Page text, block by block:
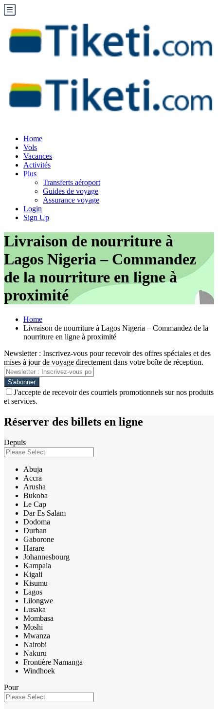
Home
Vols
Vacances
Activités
Plus
Transferts aéroport
Guides de voyage
Assurance voyage
Login
Sign Up
Livraison de nourriture à
Lagos Nigeria – Commandez
de la nourriture en ligne à
proximité
Home
Livraison de nourriture à Lagos Nigeria – Commandez de la
nourriture en ligne à proximité
Newsletter : Inscrivez-vous pour recevoir des offres spéciales et des
mises à jour de voyage directement dans votre boîte de réception.
J'accepte de recevoir des courriels promotionnels sur nos produits
et services.
Réserver des billets en ligne
Depuis
Abuja
Accra
Arusha
Bukoba
Le Cap
Dar Es Salam
Dodoma
Durban
Gaborone
Harare
Johannesbourg
Kampala
Kigali
Kisumu
Lagos
Lilongwe
Lusaka
Mombasa
Moshi
Mwanza
Nairobi
Nakuru
Frontière Namanga
Windhoek
Pour